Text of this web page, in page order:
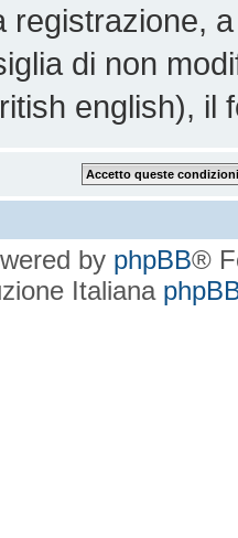
registrazione,
di non
english), il
by phpBB®
Italiana